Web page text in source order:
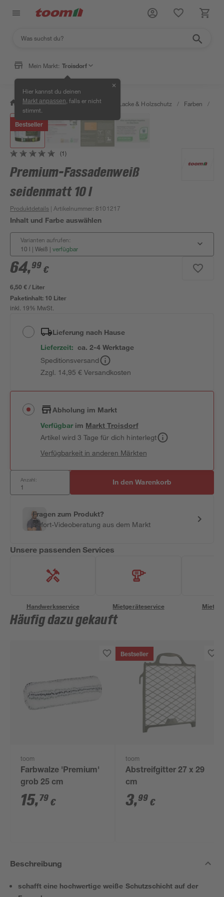
Mein Markt: Troisdorf
Hier kannst du deinen
Markt anpassen , falls er nicht
stimmt.
✕
/ Bauen & Renovieren / Farben, Lacke & Holzschutz / Farben /
Bestseller
(1)
Premium-Fassadenweiß
seidenmatt 10 l
Produktdetails | Artikelnummer: 8101217
Inhalt und Farbe auswählen
Varianten aufrufen:
10 l | Weiß | verfügbar
64,99 €
6,50 € / Liter
Paketinhalt: 10 Liter
inkl. 19% MwSt.
Lieferung nach Hause
Lieferzeit: ca. 2-4 Werktage
Speditionsversand
Zzgl. 14,95 € Versandkosten
Abholung im Markt
Verfügbar im MarktTroisdorf
Artikel wird 3 Tage für dich hinterlegt
Verfügbarkeit in anderen Märkten
Anzahl: In den Warenkorb
Fragen zum Produkt?
Sofort-Videoberatung aus dem Markt
Unsere passenden Services
Handwerksservice Mietgeräteservice
Häufig dazu gekauft
toom
Farbwalze 'Premium'
grob 25 cm
15,79 €
Bestseller
toom
Abstreifgitter 27 x 29
cm
3,99 €
Beschreibung
schafft eine hochwertige weiße Schutzschicht auf der